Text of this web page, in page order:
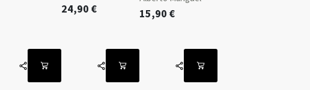
24,90 € 15,90 €